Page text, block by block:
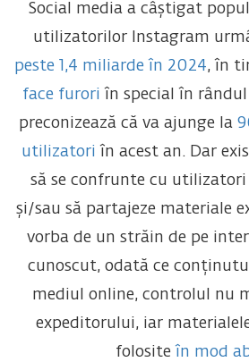
Social media a câștigat
utilizatorilor Instagram
peste 1,4 miliarde în 2024, în
face furori în special în
preconizează că va ajunge la
utilizatori în acest an. Dar
să se confrunte cu
și/sau să partajeze materiale
vorba de un străin de pe
cunoscut, odată ce
mediul online, controlul nu
expeditorului, iar
folosite în mod